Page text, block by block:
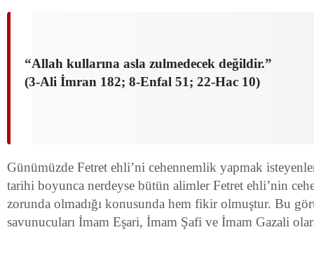
“Allah kullarına asla zulmedecek değildir.”
(3-Ali İmran 182; 8-Enfal 51; 22-Hac 10)
Günümüzde Fetret ehli’ni cehennemlik yapmak
tarihi boyunca nerdeyse bütün alimler Fetret ehli’nin
zorunda olmadığı konusunda hem fikir olmuştur. Bu
savunucuları İmam Eşari, İmam Şafi ve İmam Gazali